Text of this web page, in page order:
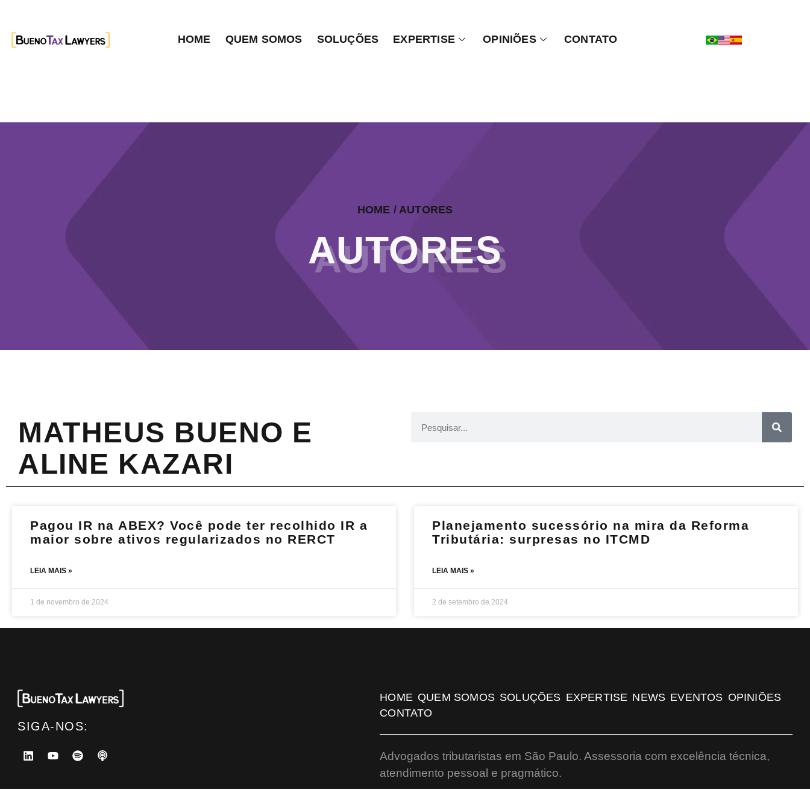
HOME QUEM SOMOS SOLUÇÕES EXPERTISE OPINIÕES CONTATO
HOME / AUTORES
AUTORES
MATHEUS BUENO E
ALINE KAZARI
Pagou IR na ABEX? Você pode ter recolhido IR a
maior sobre ativos regularizados no RERCT
LEIA MAIS »
1 de novembro de 2024
Planejamento sucessório na mira da Reforma
Tributária: surpresas no ITCMD
LEIA MAIS »
2 de setembro de 2024
SIGA-NOS:
HOME QUEM SOMOS SOLUÇÕES EXPERTISE NEWS EVENTOS OPINIÕES
CONTATO
Advogados tributaristas em São Paulo. Assessoria com excelência técnica,
atendimento pessoal e pragmático.